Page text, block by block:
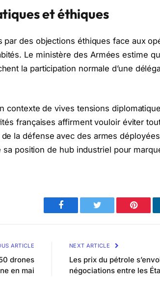
et éthiques
par des objections éthiques face aux
Le ministère des Armées estime
la participation normale d’une
contexte de vives tensions
françaises affirment vouloir éviter
la défense avec des armes
position de hub industriel pour
Facebook Twitter
ARTICLE
drones
en mai
NEXT ARTICLE
Les prix du pétrole
négociations entre les